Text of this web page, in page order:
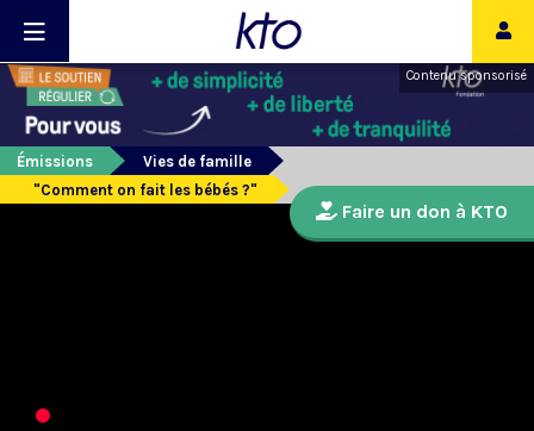
Contenu sponsorisé
Émissions
Vies de famille
"Comment on fait les bébés ?"
Faire un don à KTO